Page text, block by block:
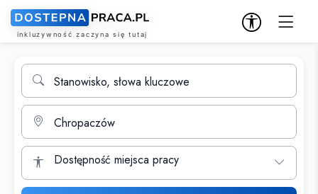
Wyszukiwarka ofert pracy
Stanowisko, słowa kluczowe
Miasto
Dostępność miejsca pracy